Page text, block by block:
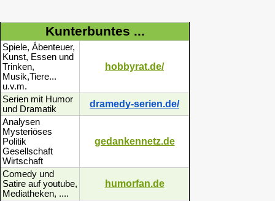
Kunterbuntes ...
Spiele, Ábenteuer,
Kunst, Essen und
Trinken,
Musik,Tiere...
u.v.m.
hobbyrat.de/
Serien mit Humor
und Dramatik
dramedy-serien.de/
Analysen
Mysteriöses
Politik
Gesellschaft
Wirtschaft
gedankennetz.de
Comedy und
Satire auf youtube,
Mediatheken, ....
humorfan.de